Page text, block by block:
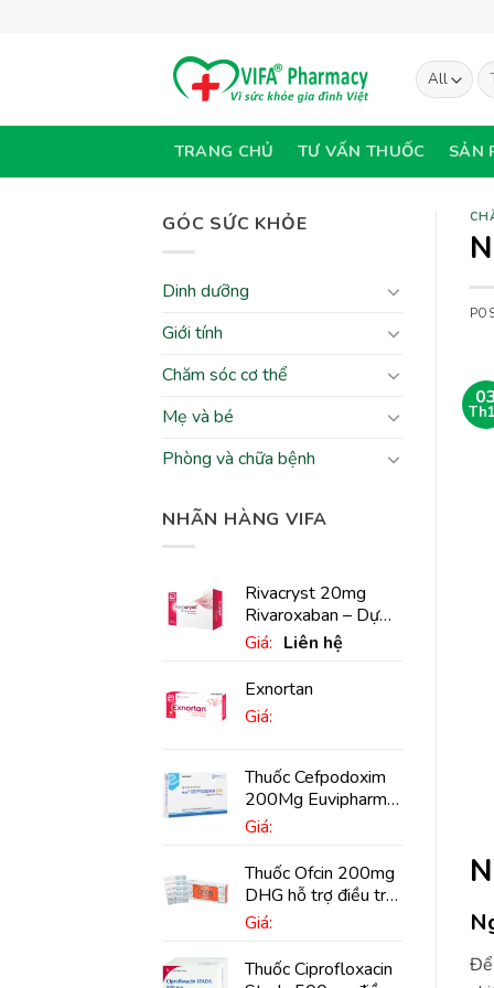
TRANG CHỦ TƯ VẤN THUỐC SẢN
GÓC SỨC KHỎE
Dinh dưỡng
Giới tính
Chăm sóc cơ thể
Mẹ và bé
Phòng và chữa bệnh
NHÃN HÀNG VIFA
Rivacryst 20mg
Rivaroxaban – Dự
phòng đột quỵ,
huyết khối tĩnh mạch
Giá: Liên hệ
Exnortan
Giá:
Thuốc Cefpodoxim
200Mg Euvipharm
điều trị nhiễm khuẩn
Giá:
Thuốc Ofcin 200mg
DHG hỗ trợ điều trị
viêm phế quản nặng
Giá:
Thuốc Ciprofloxacin
Để